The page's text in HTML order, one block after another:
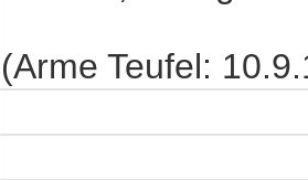
(Arme Teufel: